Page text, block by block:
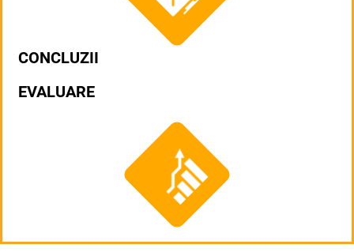
CONCLUZII
EVALUARE